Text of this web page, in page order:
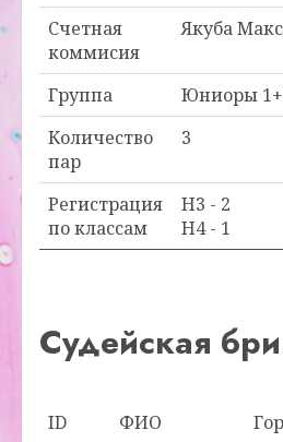
Счетная
коммисия
Якуба
Группа
Юниоры
Количество
пар
3
Регистрация
по классам
H3 - 2
H4 - 1
Судейская
ID ФИО